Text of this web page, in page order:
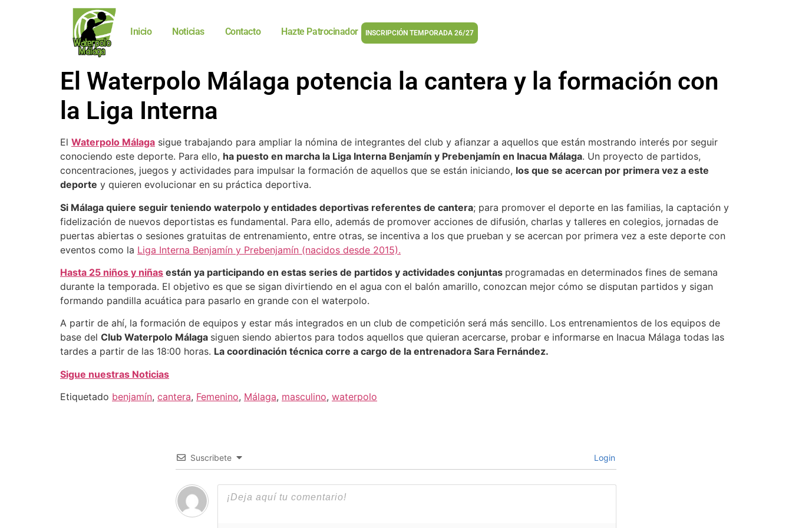
Inicio Noticias Contacto Hazte Patrocinador INSCRIPCIÓN TEMPORADA 26/27
El Waterpolo Málaga potencia la cantera y la formación con
la Liga Interna
El Waterpolo Málaga sigue trabajando para ampliar la nómina de integrantes del club y afianzar a aquellos que están mostrando interés por seguir
conociendo este deporte. Para ello, ha puesto en marcha la Liga Interna Benjamín y Prebenjamín en Inacua Málaga. Un proyecto de partidos,
concentraciones, juegos y actividades para impulsar la formación de aquellos que se están iniciando, los que se acercan por primera vez a este
deporte y quieren evolucionar en su práctica deportiva.
Si Málaga quiere seguir teniendo waterpolo y entidades deportivas referentes de cantera; para promover el deporte en las familias, la captación y
fidelización de nuevos deportistas es fundamental. Para ello, además de promover acciones de difusión, charlas y talleres en colegios, jornadas de
puertas abiertas o sesiones gratuitas de entrenamiento, entre otras, se incentiva a los que prueban y se acercan por primera vez a este deporte con
eventos como la Liga Interna Benjamín y Prebenjamín (nacidos desde 2015).
Hasta 25 niños y niñas están ya participando en estas series de partidos y actividades conjuntas programadas en determinados fines de semana
durante la temporada. El objetivo es que se sigan divirtiendo en el agua con el balón amarillo, conozcan mejor cómo se disputan partidos y sigan
formando pandilla acuática para pasarlo en grande con el waterpolo.
A partir de ahí, la formación de equipos y estar más integrados en un club de competición será más sencillo. Los entrenamientos de los equipos de
base del Club Waterpolo Málaga siguen siendo abiertos para todos aquellos que quieran acercarse, probar e informarse en Inacua Málaga todas las
tardes a partir de las 18:00 horas. La coordinación técnica corre a cargo de la entrenadora Sara Fernández.
Sigue nuestras Noticias
Etiquetado benjamín, cantera, Femenino, Málaga, masculino, waterpolo
Suscribete Login